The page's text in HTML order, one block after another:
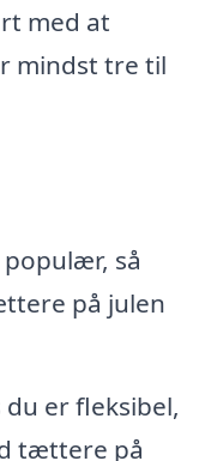
med at
mindst tre til
så
på julen
er fleksibel,
tættere på